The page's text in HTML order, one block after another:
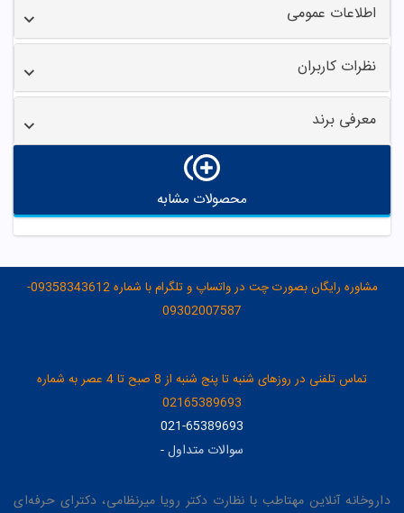
اطلاعات عمومی
نظرات کاربران
معرفی برند
محصولات مشابه
مشاوره رایگان بصورت چت در واتساپ و تلگرام با شماره 09358343612-
09302007587
تماس تلفنی در روزهای شنبه تا پنج شنبه از 8 صبح تا 4 عصر به شماره
02165389693
021-65389693
سوالات متداول-
داروخانه آنلاین مهتاطب با نظارت دکتر رویا میرنظامی، دکترای حرفه‌ای